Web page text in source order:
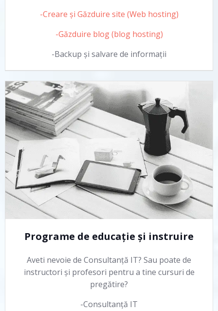
-Creare și Găzduire site (Web hosting)
-Găzduire blog (blog hosting)
-Backup și salvare de informații
Programe de educație și instruire
Aveti nevoie de Consultanță IT? Sau poate de
instructori și profesori pentru a tine cursuri de
pregătire?
-Consultanță IT